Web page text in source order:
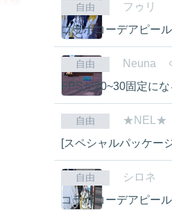
自由
フゥリ
コラボコーデアピール
自由 Neuna
FPSが20~30固定にな
自由
★NEL★
[スペシャルパッケー
自由
シロネ
コラボコーデアピール